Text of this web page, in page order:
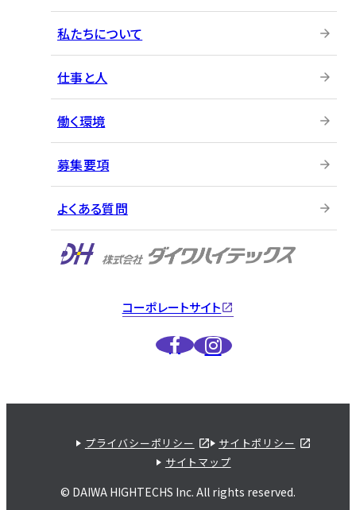
コーポレートサイト
私たちについて
仕事と人
働く環境
募集要項
よくある質問
プライバシーポリシー
サイトポリシー
サイトマップ
© DAIWA HIGHTECHS Inc. All rights reserved.